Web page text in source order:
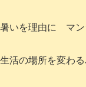
暑いを理由に マン
生活の場所を変わ